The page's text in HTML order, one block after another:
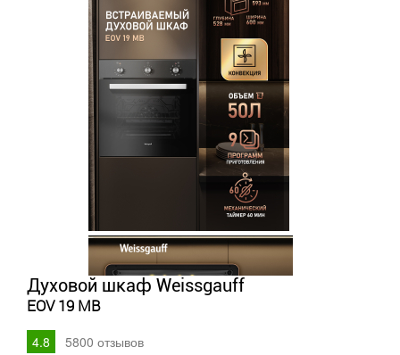
Духовой шкаф Weissgauff
EOV 19 MB
4.8 5800 отзывов